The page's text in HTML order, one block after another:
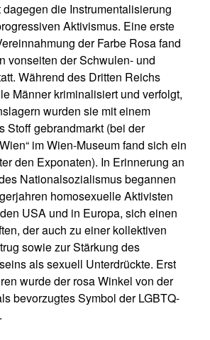
die Instrumentalisierung
Aktivismus. Eine erste
der Farbe Rosa fand
vonseiten der Schwulen- und
Während des Dritten Reichs
Männer kriminalisiert und verfolgt,
wurden sie mit einem
Stoff gebrandmarkt (bei der
im Wien-Museum fand sich ein
den Exponaten). In Erinnerung an
Nationalsozialismus begannen
homosexuelle Aktivisten
USA und in Europa, sich einen
der auch zu einer kollektiven
sowie zur Stärkung des
als sexuell Unterdrückte. Erst
wurde der rosa Winkel von der
bevorzugtes Symbol der LGBTQ-